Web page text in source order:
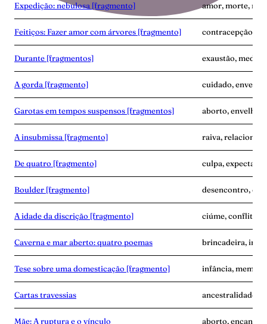
Expedição: nebulosa [fragmento] amor, morte,
Feitiços: Fazer amor com árvores [fragmento] contracepção,
Durante [fragmentos] exaustão, medo,
A gorda [fragmento] cuidado,
Garotas em tempos suspensos [fragmentos] aborto,
A insubmissa [fragmento] raiva,
De quatro [fragmento] culpa,
Boulder [fragmento] desencontro,
A idade da discrição [fragmento] ciúme, conflito,
Caverna e mar aberto: quatro poemas brincadeira,
Tese sobre uma domesticação [fragmento] infância,
Cartas travessias ancestralidade,
Mãe: A ruptura e o vínculo aborto,